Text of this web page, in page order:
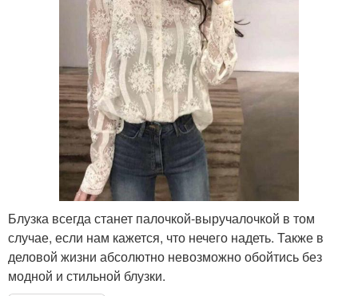
Блузка всегда станет палочкой-выручалочкой в том
случае, если нам кажется, что нечего надеть. Также в
деловой жизни абсолютно невозможно обойтись без
модной и стильной блузки.